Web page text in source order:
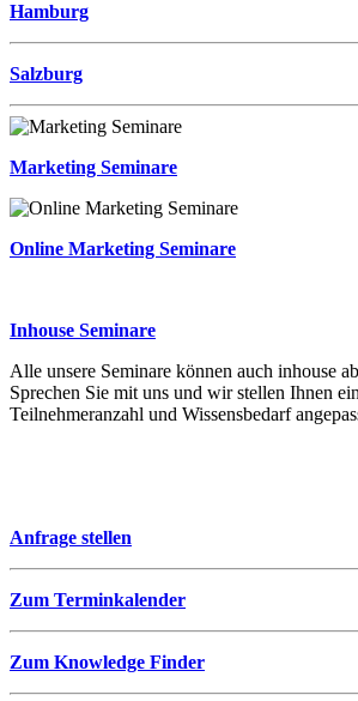
Hamburg
Salzburg
Marketing Seminare
Online Marketing Seminare
Inhouse Seminare
Alle unsere Seminare können auch inhouse
Sprechen Sie mit uns und wir stellen Ihnen
Teilnehmeranzahl und Wissensbedarf
Anfrage stellen
Zum Terminkalender
Zum Knowledge Finder